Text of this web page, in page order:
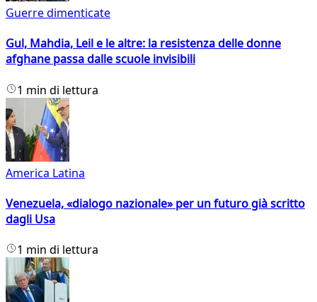
Guerre dimenticate
Gul, Mahdia, Leil e le altre: la resistenza delle donne
afghane passa dalle scuole invisibili
1 min di lettura
America Latina
Venezuela, «dialogo nazionale» per un futuro già scritto
dagli Usa
1 min di lettura